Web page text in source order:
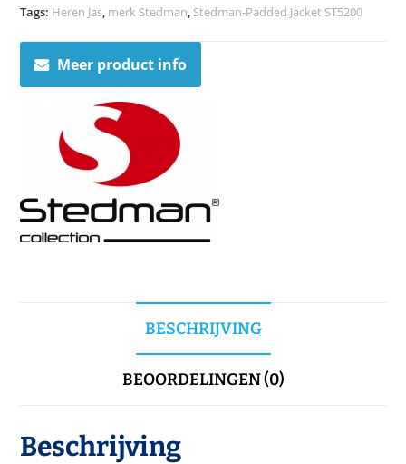
Tags: Heren Jas, merk Stedman, Stedman-Padded Jacket ST5200
Meer product info
BESCHRIJVING
BEOORDELINGEN (0)
Beschrijving